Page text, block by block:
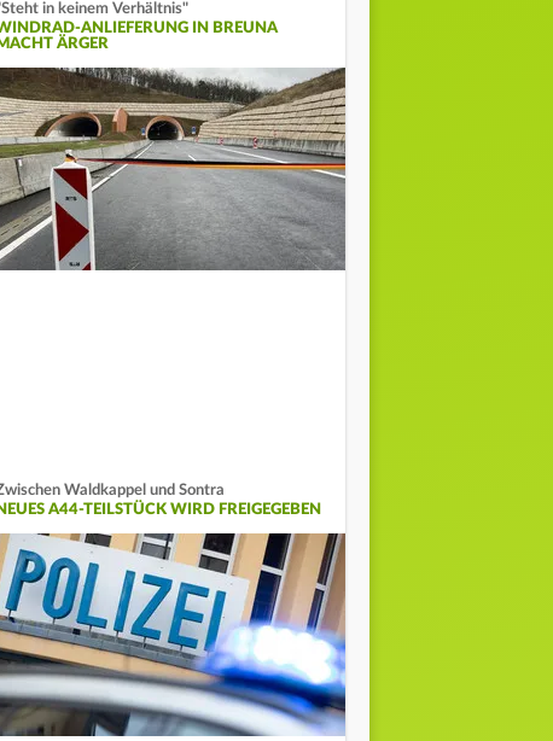
in keinem Verhältnis"
ANLIEFERUNG IN BREUNA
ÄRGER
Waldkappel und Sontra
A44-TEILSTÜCK WIRD FREIGEGEBEN